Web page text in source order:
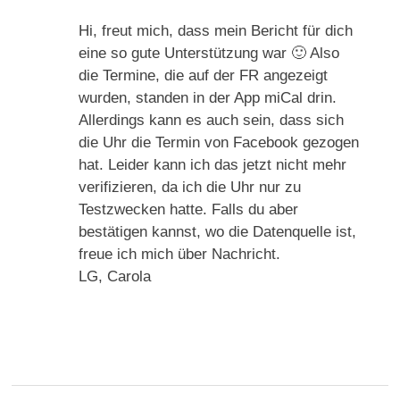
Hi, freut mich, dass mein Bericht für dich
eine so gute Unterstützung war 🙂 Also
die Termine, die auf der FR angezeigt
wurden, standen in der App miCal drin.
Allerdings kann es auch sein, dass sich
die Uhr die Termin von Facebook gezogen
hat. Leider kann ich das jetzt nicht mehr
verifizieren, da ich die Uhr nur zu
Testzwecken hatte. Falls du aber
bestätigen kannst, wo die Datenquelle ist,
freue ich mich über Nachricht.
LG, Carola